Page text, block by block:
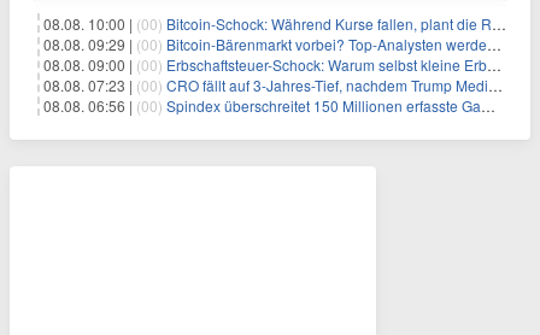
08.08. 10:00 | (00) Bitcoin-Schock: Während Kurse fallen, plant die Regierung die Steuer-Bombe
08.08. 09:29 | (00) Bitcoin-Bärenmarkt vorbei? Top-Analysten werden optimistisch, aber die Geschichte sagt etwas anderes
08.08. 09:00 | (00) Erbschaftsteuer-Schock: Warum selbst kleine Erbschaften den Fiskus Millionen kosten
08.08. 07:23 | (00) CRO fällt auf 3-Jahres-Tief, nachdem Trump Media zwei große Crypto.com-Deals storniert
08.08. 06:56 | (00) Spindex überschreitet 150 Millionen erfasste Gaming-Ereignisse in Echtzeit-Datenpipeline